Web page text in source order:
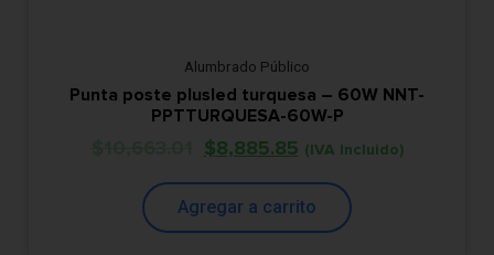
Alumbrado Público
Punta poste plusled turquesa – 60W NNT-
PPTTURQUESA-60W-P
$8,885.85 (IVA Incluido)
Agregar a carrito